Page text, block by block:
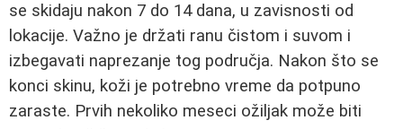
se skidaju nakon 7 do 14 dana, u zavisnosti od
lokacije. Važno je držati ranu čistom i suvom i
izbegavati naprezanje tog područja. Nakon što se
konci skinu, koži je potrebno vreme da potpuno
zaraste. Prvih nekoliko meseci ožiljak može biti